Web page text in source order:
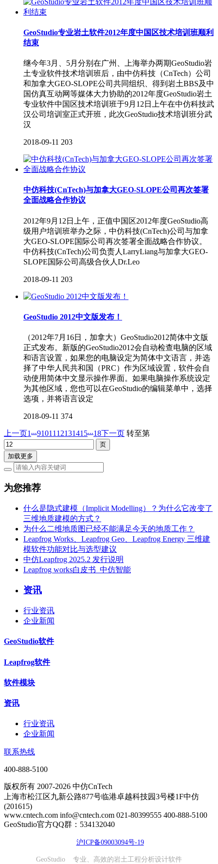
GeoStudio专业岩土软件2012年度中国区技术培训班顺利
结束
继今年3月、5月分别在广州、上海举办两期GeoStudio岩
土专业软件技术培训班后，由中仿科技（CnTech）公司
和加拿大GEO-SLOPE公司共同组织、得到岩土BBS及中
国仿真互动网等媒体大力协助的2012年度GeoStudio岩土
专业软件中国区技术培训班于9月12日上午在中仿科技武
汉公司培训室正式开班，此次GeoStudio技术培训班分武
汉
2018-09-11 203
中仿科技(CnTech)与加拿大GEO-SLOPE公司再次签署
全面战略合作协议
2012年9月12日上午，正值中国区2012年度GeoStudio高
级用户培训班举办之际，中仿科技(CnTech)公司与加拿
大GEO-SLOPE国际公司再次签署全面战略合作协议。
中仿科技(CnTech)公司负责人LarryLiang与加拿大GEO-
SLOPE国际公司高级合伙人Dr.Leo
2018-09-11 203
GeoStudio 2012中文版发布！
（2012年7月16日，加拿大）GeoStudio2012简体中文版
正式发布。新版的GeoStudio2012会自动检查电脑的区域
和语言设置，如果您的电脑设定为简体中文语言，并选
择了中华人民共和国（PRC）作为区域设置，软件会自
动使用简体中文显示操作界面。如果电脑操作系统设定
为其他区域，您也可以在GeoStudio的编辑菜单中，选择
选项，并将语言设定
2018-09-11 374
上一页1...91011 12131415...18下一页 转至第
加载更多
为您推荐
什么是隐式建模（Implicit Modelling）？为什么它改变了
三维地质建模的方式？
为什么二维地质图已经不能满足今天的地质工作？
Leapfrog Works、Leapfrog Geo、Leapfrog Energy 三维建
模软件功能对比与选型建议
中仿Leapfrog 2025.2 发行说明
Leapfrog works白皮书_中仿智能
资讯
行业资讯
企业新闻
GeoStudio软件
Leapfrog软件
软件模块
资讯
行业资讯
企业新闻
联系热线
400-888-5100
版权所有 2007-2026 中仿CnTech
上海市松江区九新公路877号临港卓越科技园3号楼1F中仿
(201615)
www.cntech.com info@cntech.com 021-80399555 400-888-5100
GeoStudio官方QQ群：534132040
沪ICP备09003094号-19
GeoStudio 专业、高效的岩土工程分析设计软件